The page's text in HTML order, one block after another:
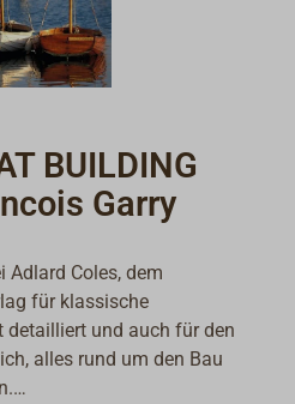
BUILDING
Garry
Adlard Coles, dem
für klassische
detailliert und auch für den
alles rund um den Bau